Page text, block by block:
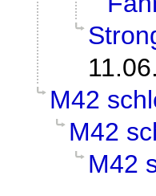
M42
M42
M42